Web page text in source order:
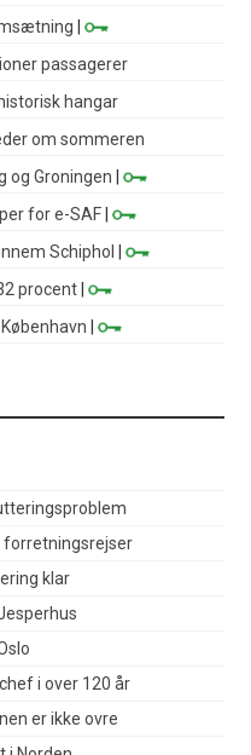
|
passagerer
hangar
om sommeren
og Groningen |
for e-SAF |
Schiphol
|
procent |
|
forretningsrejser
klar
i over 120 år
er ikke ovre